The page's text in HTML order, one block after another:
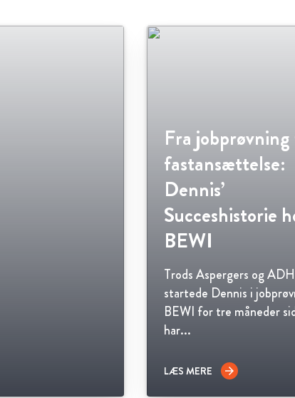
Fra
fastansættelse:
Dennis’
Succeshistorie
BEWI
Trods Aspergers og
startede Dennis i
BEWI for tre måneder
har...
LÆS MERE arrow_forward